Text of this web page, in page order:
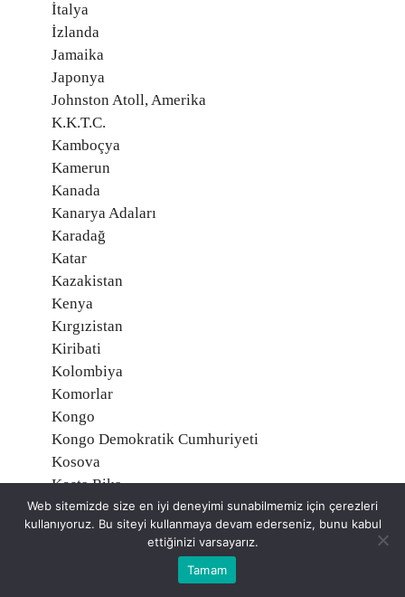
İtalya
İzlanda
Jamaika
Japonya
Johnston Atoll, Amerika
K.K.T.C.
Kamboçya
Kamerun
Kanada
Kanarya Adaları
Karadağ
Katar
Kazakistan
Kenya
Kırgızistan
Kiribati
Kolombiya
Komorlar
Kongo
Kongo Demokratik Cumhuriyeti
Kosova
Kosta Rika
Kuveyt
Kuzey İrlanda
Kuzey Maryana Adaları
Web sitemizde size en iyi deneyimi sunabilmemiz için çerezleri
kullanıyoruz. Bu siteyi kullanmaya devam ederseniz, bunu kabul
ettiğinizi varsayarız.
Tamam